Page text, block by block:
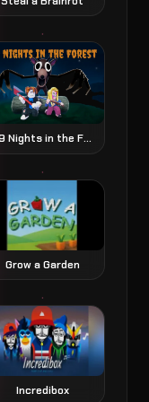
99 Nights in the Forest 森の99夜
Grow a Garden
Incredibox